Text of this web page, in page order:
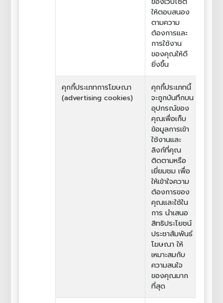
ให้ตอบสนอง
ตามความ
ต้องการและ
การใช้งาน
ของคุณให้ดี
ยิ่งขึ้น
คุกกี้ประเภทการโฆษณา
(advertising cookies)
คุกกี้ประเภทนี้
จะถูกบันทึกบน
อุปกรณ์ของ
คุณเพื่อเก็บ
ข้อมูลการเข้า
ใช้งานและ
ลิงก์ที่คุณ
ติดตามหรือ
เยี่ยมชม เพื่อ
ให้เข้าใจความ
ต้องการของ
คุณและใช้ใน
การ นำเสนอ
สิทธิประโยชน์
ประชาสัมพันธ์
โฆษณา ให้
เหมาะสมกับ
ความสนใจ
ของคุณมาก
ที่สุด